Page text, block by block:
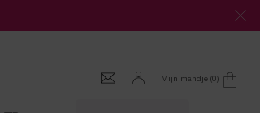
Mijn mandje 0
0 product